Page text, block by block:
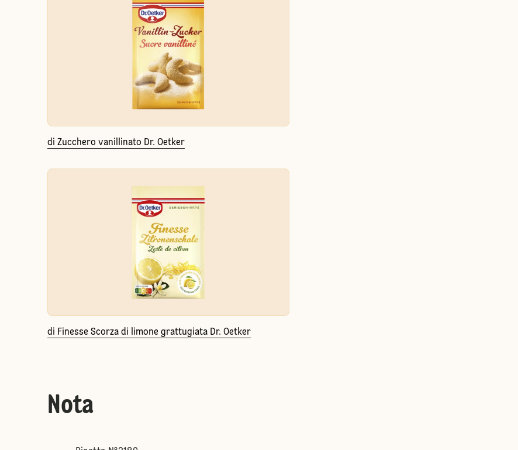
di Zucchero vanillinato Dr. Oetker
di Finesse Scorza di limone grattugiata Dr. Oetker
Nota